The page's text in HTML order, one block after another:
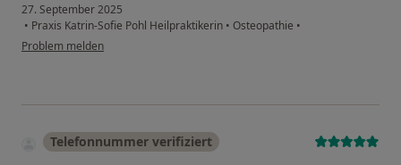
27. September 2025
• Praxis Katrin-Sofie Pohl Heilpraktikerin • Osteopathie •
Problem melden
Telefonnummer verifiziert